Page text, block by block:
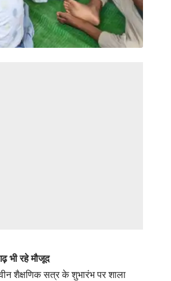
भी रहे मौजूद
शैक्षणिक सत्र के शुभारंभ पर शाला